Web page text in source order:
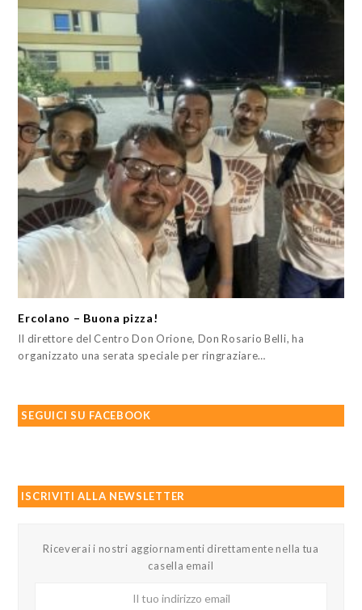
Ercolano – Buona pizza!
Il direttore del Centro Don Orione, Don Rosario Belli, ha
organizzato una serata speciale per ringraziare…
SEGUICI SU FACEBOOK
ISCRIVITI ALLA NEWSLETTER
Riceverai i nostri aggiornamenti direttamente nella tua
casella email